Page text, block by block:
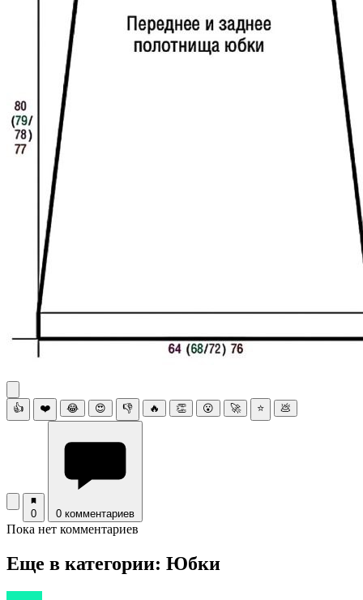
👍 ❤️ 😂 😍 👎 🔥 👏 😮 🚀 ⭐ 💩
0 0 комментариев
Пока нет комментариев
Еще в категории: Юбки